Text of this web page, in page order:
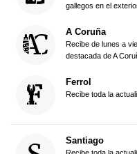
gallegos en el
A Coruña
Recibe de lunes a
destacada de A
Ferrol
Recibe toda la
Santiago